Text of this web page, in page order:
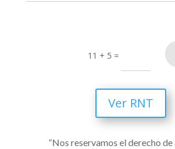
11 + 5 =
Ver RNT
“Nos reservamos el derecho de